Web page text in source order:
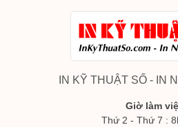
IN KỸ THUẬT SỐ - IN
Giờ làm
Thứ 2 - Thứ 7 :